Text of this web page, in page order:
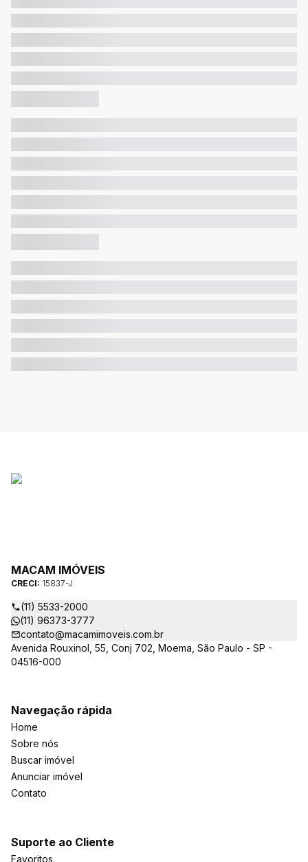
MACAM IMÓVEIS
CRECI: 15837-J
(11) 5533-2000
(11) 96373-3777
contato@macamimoveis.com.br
Avenida Rouxinol, 55, Conj 702, Moema, São Paulo - SP -
04516-000
Navegação rápida
Home
Sobre nós
Buscar imóvel
Anunciar imóvel
Contato
Suporte ao Cliente
Favoritos